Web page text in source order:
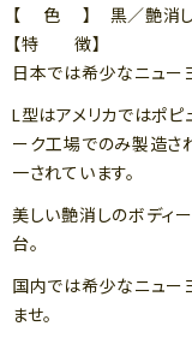
【 色 】 黒／艶消
【特 徴】
日本では希少なニュー
L型はアメリカではポピ
ーク工場でのみ製造さ
一されています。
美しい艶消しのボディ
台。
国内では希少なニュー
ませ。